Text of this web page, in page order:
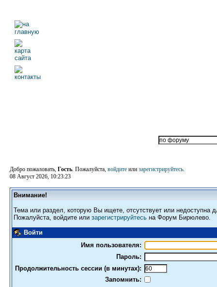
Добро пожаловать, Гость. Пожалуйста, войдите или зарегистрируйтесь.
08 Август 2026, 10:23:23
Внимание!
Тема или раздел, которую Вы ищете, отсутствует или недоступна
Пожалуйста, войдите или зарегистрируйтесь на Форум Бирюлево.
Войти
Имя пользователя:
Пароль:
Продолжительность сессии (в минутах):
Запомнить: